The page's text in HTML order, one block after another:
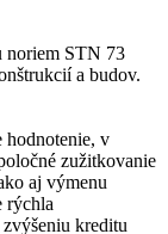
noriem STN 73
a budov.
hodnotenie, v
zužitkovanie
aj výmenu
rýchla
kreditu